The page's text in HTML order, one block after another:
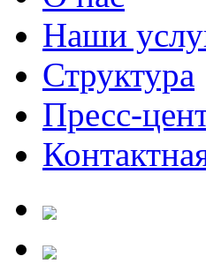
Наши
Структура
Пресс-